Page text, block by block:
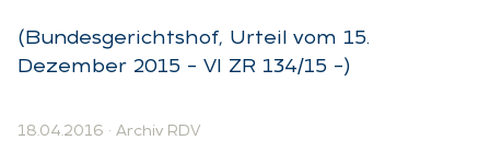
(Bundesgerichtshof, Urteil vom 15.
Dezember 2015 – VI ZR 134/15 –)
18.04.2016 · Archiv RDV